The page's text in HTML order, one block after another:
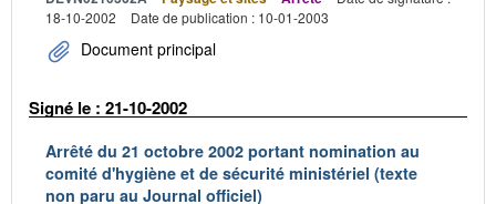
18-10-2002
Date de publication : 10-01-2003
Document principal
Signé le : 21-10-2002
Arrêté du 21 octobre 2002 portant nomination au
comité d'hygiène et de sécurité ministériel (texte
non paru au Journal officiel)